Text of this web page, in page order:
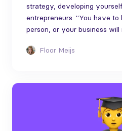
strategy, developing
entrepreneurs. "You have to
person, or your business
Floor Meijs